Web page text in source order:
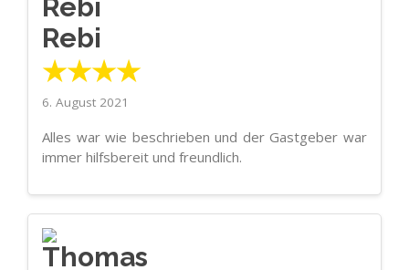
Rebi
★★★★
6. August 2021
Alles war wie beschrieben und der Gastgeber war
immer hilfsbereit und freundlich.